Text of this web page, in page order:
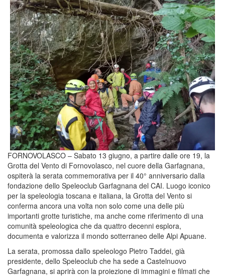
FORNOVOLASCO – Sabato 13 giugno, a partire dalle ore 19, la
Grotta del Vento di Fornovolasco, nel cuore della Garfagnana,
ospiterà la serata commemorativa per il 40° anniversario dalla
fondazione dello Speleoclub Garfagnana del CAI. Luogo iconico
per la speleologia toscana e italiana, la Grotta del Vento si
conferma ancora una volta non solo come una delle più
importanti grotte turistiche, ma anche come riferimento di una
comunità speleologica che da quattro decenni esplora,
documenta e valorizza il mondo sotterraneo delle Alpi Apuane.
La serata, promossa dallo speleologo Pietro Taddei, già
presidente, dello Speleoclub che ha sede a Castelnuovo
Garfagnana, si aprirà con la proiezione di immagini e filmati che